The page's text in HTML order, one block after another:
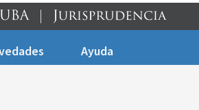
Ayuda